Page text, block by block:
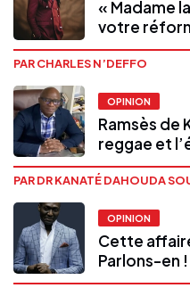
« Madame
votre
PAR CHARLES N’DEFFO
OPINION
Ramsès de
reggae et
PAR DR KANATÉ DAHOUDA
OPINION
Cette
Parlons-en !